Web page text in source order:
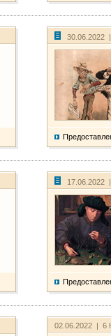
30.06.2022
17.06.2022
02.06.2022 | 6